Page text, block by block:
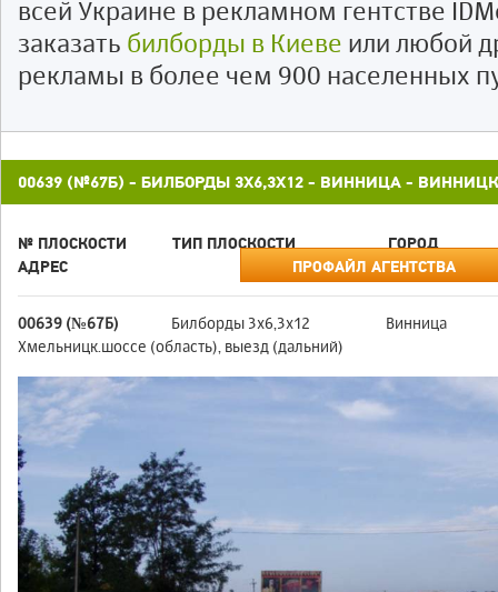
всей Украине в рекламном гентстве
заказать билборды в Киеве или любой
рекламы в более чем 900 населенных
00639 (№67Б) - БИЛБОРДЫ 3X6,3X12 - ВИННИЦА -
№ ПЛОСКОСТИ ТИП ПЛОСКОСТИ
ГОРОД
АДРЕС
ПРОФАЙЛ АГЕНТСТВА
00639 (№67Б) Билборды 3x6,3x12
Винница
Хмельницк.шоссе (область), выезд (дальний)